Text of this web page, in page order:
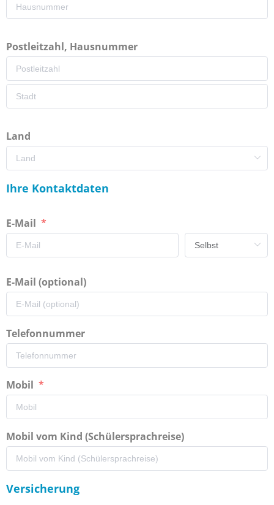
Postleitzahl, Hausnummer
Land
Ihre Kontaktdaten
E-Mail
E-Mail (optional)
Telefonnummer
Mobil
Mobil vom Kind (Schülersprachreise)
Versicherung